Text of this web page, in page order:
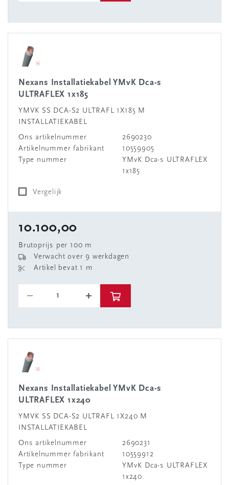
Nexans Installatiekabel YMvK Dca-s
ULTRAFLEX 1x185
YMVK SS DCA-S2 ULTRAFL 1X185 M
INSTALLATIEKABEL
Ons artikelnummer
2690230
Artikelnummer fabrikant
10559905
Type nummer
YMvK Dca-s ULTRAFLEX
1x185
Vergelijk
10.100,00
Brutoprijs per 100 m
Verwacht over 9 werkdagen
Artikel bevat 1 m
Nexans Installatiekabel YMvK Dca-s
ULTRAFLEX 1x240
YMVK SS DCA-S2 ULTRAFL 1X240 M
INSTALLATIEKABEL
Ons artikelnummer
2690231
Artikelnummer fabrikant
10559912
Type nummer
YMvK Dca-s ULTRAFLEX
1x240